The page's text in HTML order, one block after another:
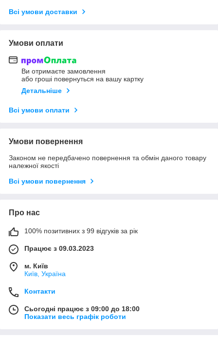
Всі умови доставки
Умови оплати
Ви отримаєте замовлення
або гроші повернуться на вашу картку
Детальніше
Всі умови оплати
Умови повернення
Законом не передбачено повернення та обмін даного товару
належної якості
Всі умови повернення
Про нас
100% позитивних з 99 відгуків за рік
Працює з 09.03.2023
м. Київ
Київ, Україна
Контакти
Сьогодні працює з 09:00 до 18:00
Показати весь графік роботи